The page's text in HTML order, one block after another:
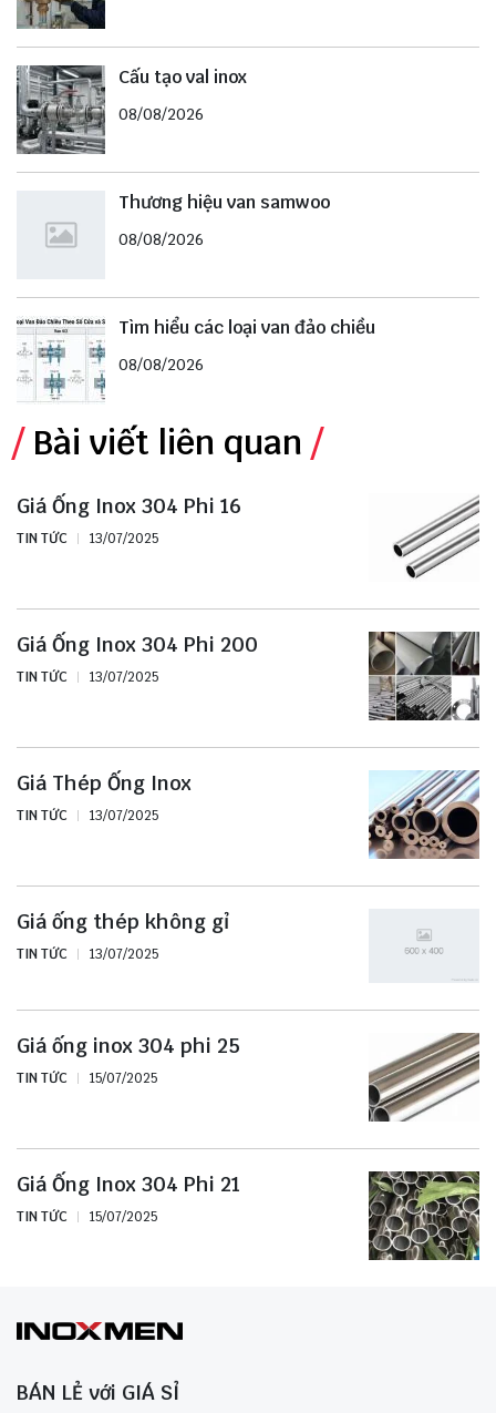
Cấu tạo val inox
08/08/2026
Thương hiệu van samwoo
08/08/2026
Tìm hiểu các loại van đảo chiều
08/08/2026
Bài viết liên quan
Giá Ống Inox 304 Phi 16
TIN TỨC 13/07/2025
Giá Ống Inox 304 Phi 200
TIN TỨC 13/07/2025
Giá Thép Ống Inox
TIN TỨC 13/07/2025
Giá ống thép không gỉ
TIN TỨC 13/07/2025
Giá ống inox 304 phi 25
TIN TỨC 15/07/2025
Giá Ống Inox 304 Phi 21
TIN TỨC 15/07/2025
BÁN LẺ với GIÁ SỈ